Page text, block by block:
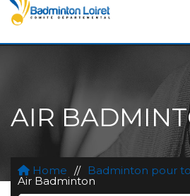
AIR
Home // Badminton pour
Air Badminton